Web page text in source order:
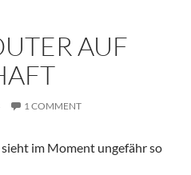
AUF
1 COMMENT
im Moment ungefähr so